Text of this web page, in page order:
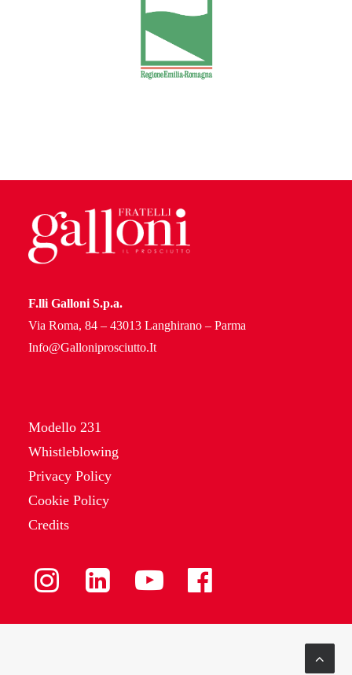
F.lli Galloni S.p.a.
Via Roma, 84 – 43013 Langhirano – Parma
Info@Galloniprosciutto.It
Modello 231
Whistleblowing
Privacy Policy
Cookie Policy
Credits